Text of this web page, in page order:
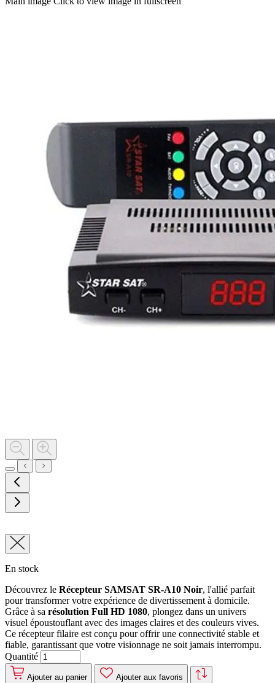
En stock
Découvrez le Récepteur SAMSAT SR-A10 Noir, l'allié parfait
pour transformer votre expérience de divertissement à domicile.
Grâce à sa résolution Full HD 1080, plongez dans un univers
visuel époustouflant avec des images claires et des couleurs vives.
Ce récepteur filaire est conçu pour offrir une connectivité stable et
fiable, garantissant que votre visionnage ne soit jamais interrompu.
Quantité
Ajouter au panier Ajouter aux favoris